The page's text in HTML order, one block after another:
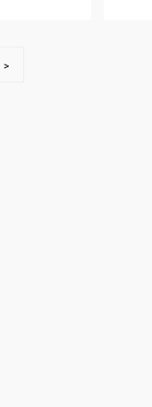
>